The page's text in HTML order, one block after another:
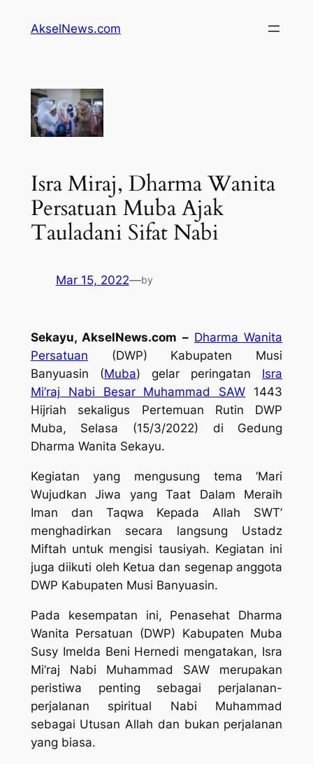
AkselNews.com
Isra Miraj, Dharma Wanita
Persatuan Muba Ajak
Tauladani Sifat Nabi
Mar 15, 2022—by
Sekayu, AkselNews.com – Dharma Wanita
Persatuan (DWP) Kabupaten Musi
Banyuasin (Muba) gelar peringatan Isra
Mi’raj Nabi Besar Muhammad SAW 1443
Hijriah sekaligus Pertemuan Rutin DWP
Muba, Selasa (15/3/2022) di Gedung
Dharma Wanita Sekayu.
Kegiatan yang mengusung tema ‘Mari
Wujudkan Jiwa yang Taat Dalam Meraih
Iman dan Taqwa Kepada Allah SWT’
menghadirkan secara langsung Ustadz
Miftah untuk mengisi tausiyah. Kegiatan ini
juga diikuti oleh Ketua dan segenap anggota
DWP Kabupaten Musi Banyuasin.
Pada kesempatan ini, Penasehat Dharma
Wanita Persatuan (DWP) Kabupaten Muba
Susy Imelda Beni Hernedi mengatakan, Isra
Mi’raj Nabi Muhammad SAW merupakan
peristiwa penting sebagai perjalanan-
perjalanan spiritual Nabi Muhammad
sebagai Utusan Allah dan bukan perjalanan
yang biasa.